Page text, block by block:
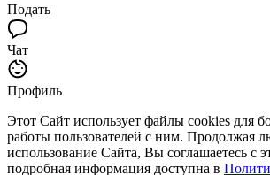
Подать
Чат
Профиль
Этот Сайт использует файлы cookies для
работы пользователей с ним. Продолжая
использование Сайта, Вы соглашаетесь с
подробная информация доступна в